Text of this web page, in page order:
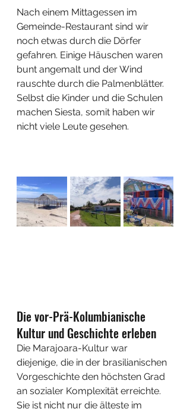
Nach einem Mittagessen im
Gemeinde-Restaurant sind wir
noch etwas durch die Dörfer
gefahren. Einige Häuschen waren
bunt angemalt und der Wind
rauschte durch die Palmenblätter.
Selbst die Kinder und die Schulen
machen Siesta, somit haben wir
nicht viele Leute gesehen.
Die vor-Prä-Kolumbianische
Kultur und Geschichte erleben
Die Marajoara-Kultur war
diejenige, die in der brasilianischen
Vorgeschichte den höchsten Grad
an sozialer Komplexität erreichte.
Sie ist nicht nur die älteste im